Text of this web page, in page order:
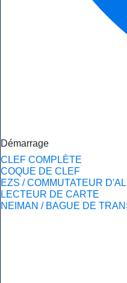
Démarrage
CLEF COMPLÈTE
COQUE DE CLEF
EZS / COMMUTATEUR
LECTEUR DE CARTE
NEIMAN / BAGUE DE